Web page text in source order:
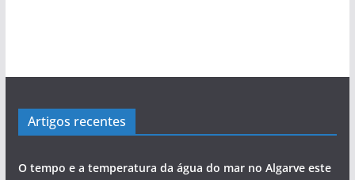
Artigos recentes
O tempo e a temperatura da água do mar no Algarve este